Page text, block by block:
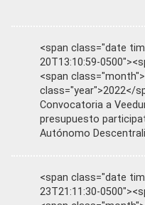
<span class="date
20T13:10:59-
<span
class="year">2022</
Convocatoria a
presupuesto
Autónomo
<span class="date
23T21:11:30-